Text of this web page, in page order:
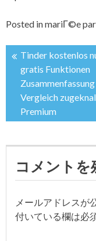
Posted inmariГ©e
投
稿
ナ
ビ
ゲ
ー
Tinder kostenlos
gratis Funktionen
Vergleich
Premium
コメントを
メールアドレスが
付いている欄は必